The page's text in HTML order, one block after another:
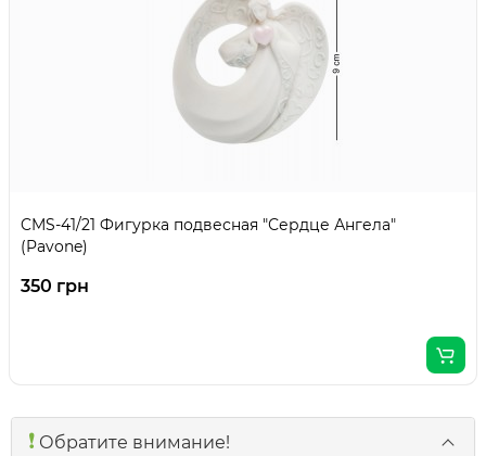
CMS-41/21 Фигурка подвесная "Сердце Ангела"
(Pavone)
350 грн
❗️ Обратите внимание!